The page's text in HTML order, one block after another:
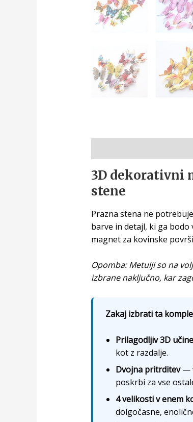
3D dekorativni
stene
Prazna stena ne
barve in detajl, ki ga
magnet za kovinske
Opomba: Metulji so na
izbrane naključno, kar
Zakaj izbrati ta
Prilagodljiv 3D
kot z razdalje.
Dvojna pritrditev—
poskrbi za vse
4 velikosti v enem
dolgočasne,